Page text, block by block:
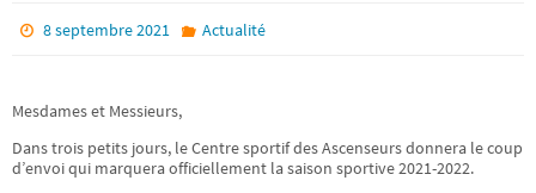
8 septembre 2021 Actualité
Mesdames et Messieurs,
Dans trois petits jours, le Centre sportif des Ascenseurs donnera le coup
d’envoi qui marquera officiellement la saison sportive 2021-2022.